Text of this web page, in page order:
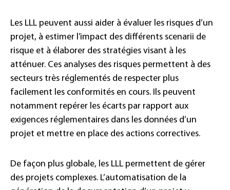
Les LLL peuvent aussi aider à évaluer les risques d’un
projet, à estimer l’impact des différents scenarii de
risque et à élaborer des stratégies visant à les
atténuer. Ces analyses des risques permettent à des
secteurs très réglementés de respecter plus
facilement les conformités en cours. Ils peuvent
notamment repérer les écarts par rapport aux
exigences réglementaires dans les données d’un
projet et mettre en place des actions correctives.
De façon plus globale, les LLL permettent de gérer
des projets complexes. L’automatisation de la